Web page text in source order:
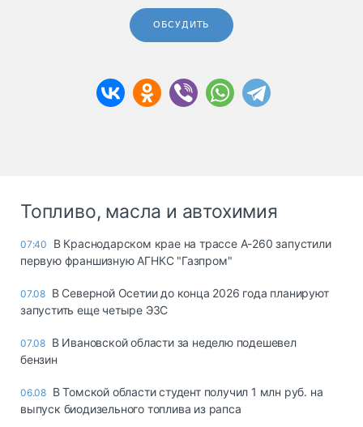
ОБСУДИТЬ
Топливо, масла и автохимия
07:40
В Краснодарском крае на трассе А-260 запустили
первую франшизную АГНКС "Газпром"
07.08 В Северной Осетии до конца 2026 года планируют
запустить еще четыре ЭЗС
07.08 В Ивановской области за неделю подешевел
бензин
06.08 В Томской области студент получил 1 млн руб. на
выпуск биодизельного топлива из рапса